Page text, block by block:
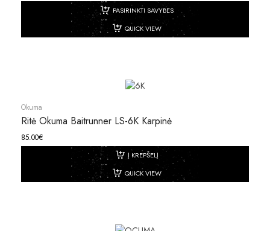
PASIRINKTI SAVYBES
QUICK VIEW
Okuma
Ritė Okuma Baitrunner LS-6K Karpinė
85.00€
Į KREPŠELĮ
QUICK VIEW